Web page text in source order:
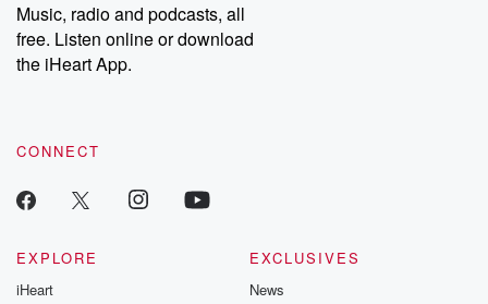
Music, radio and podcasts, all
free. Listen online or download
the iHeart App.
CONNECT
EXPLORE
iHeart
EXCLUSIVES
News